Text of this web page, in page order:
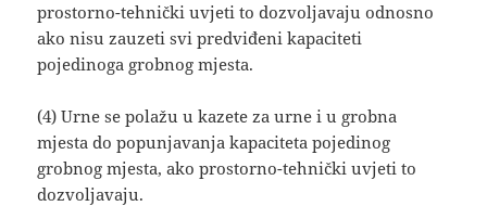
prostorno-tehnički uvjeti to dozvoljavaju odnosno
ako nisu zauzeti svi predviđeni kapaciteti
pojedinoga grobnog mjesta.
(4) Urne se polažu u kazete za urne i u grobna
mjesta do popunjavanja kapaciteta pojedinog
grobnog mjesta, ako prostorno-tehnički uvjeti to
dozvoljavaju.